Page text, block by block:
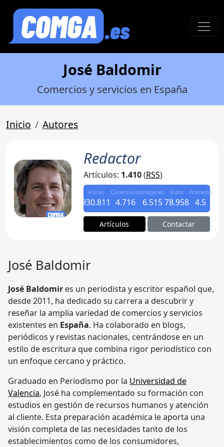
José Baldomir
Comercios y servicios en España
Inicio Autores
Redactor
Artículos: 1.410(RSS)
Visitas
930.811
Comentarios
4.716
Imágenes
6.515
Votos
78.958
Promedio
4.5
Artículos Contactar
José Baldomir
José Baldomir es un periodista y escritor español que,
desde 2011, ha dedicado su carrera a descubrir y
reseñar la amplia variedad de comercios y servicios
existentes en España. Ha colaborado en blogs,
periódicos y revistas nacionales, centrándose en un
estilo de escritura que combina rigor periodístico con
un enfoque cercano y práctico.
Graduado en Periodismo por la Universidad de
Valencia, José ha complementado su formación con
estudios en gestión de recursos humanos y atención
al cliente. Esta preparación académica le aporta una
visión completa de las necesidades tanto de los
establecimientos como de los consumidores,